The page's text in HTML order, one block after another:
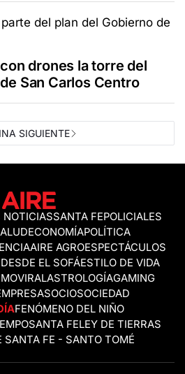
drones la torre del
San Carlos Centro
SIGUIENTE
NOTICIASSANTA FEPOLICIALES
ECONOMÍAPOLÍTICA
AIRE AGROESPECTÁCULOS
DESDE EL SOFÁESTILO DE VIDA
VIRALASTROLOGÍAGAMING
OCIOSOCIEDAD
FENÓMENO DEL NIÑO
SANTA FELEY DE TIERRAS
SANTA FE - SANTO TOMÉ